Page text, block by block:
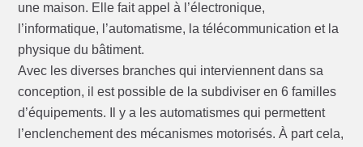
une maison. Elle fait appel à l’électronique,
l’informatique, l’automatisme, la télécommunication et la
physique du bâtiment.
Avec les diverses branches qui interviennent dans sa
conception, il est possible de la subdiviser en 6 familles
d’équipements. Il y a les automatismes qui permettent
l’enclenchement des mécanismes motorisés. À part cela,